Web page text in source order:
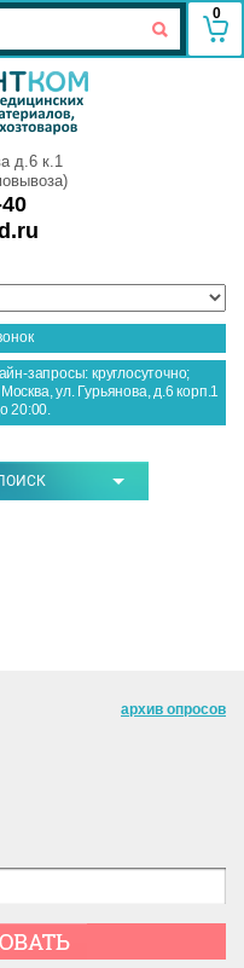
0
д.6 к.1
запросы: круглосуточно;
ул. Гурьянова, д.6 корп.1
20:00.
архив опросов